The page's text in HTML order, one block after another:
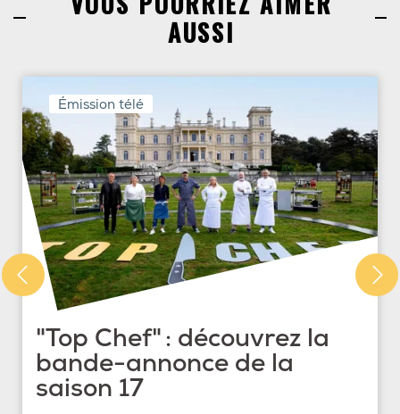
AUSSI
Émission télé
"Top Chef" : découvrez la
bande-annonce de la
saison 17